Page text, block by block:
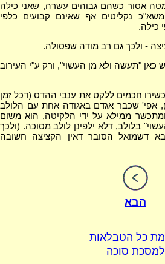
אסור כשהם גבוהים עשרה, שאני כילה
נקליטים אף שאינם קבועים כלפי
כילה.
- ולכך גם רב מודה שפסולה.
"תעשה ולא מן העשוי", ורק ע"י העירוב
חכמים ללקט את ענבי ההדס (דכל זמן
אפי' שכבר אגדם באגודה אחת עם הלולב
ממילא על ידי הלקיטה, הוא משום
בלולב, דלא ילפינן לולב מסוכה. (ולכך
דשמואל הסובר דאין הקציצה חשובה
הבא
כל הטבלאות
למסכת סוכה